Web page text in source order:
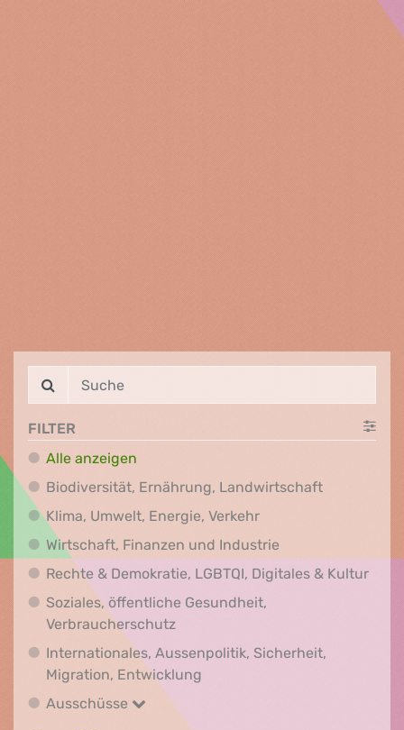
FILTER
Alle anzeigen
Biodiversität, Ernährung, Landwirtschaft
Klima, Umwelt, Energie, VerkehrKlima, Umwelt,
Wirtschaft, Finanzen und Industrie
Rechte & Demokratie, LGBTQI, Digitales & Kultur
Soziales, öffentliche Gesundheit,
VerbraucherschutzSoziales, öffentliche Gesundheit,
Internationales, Aussenpolitik, Sicherheit,
Migration, Entwicklung
Ausschüsse
Ausschüsse